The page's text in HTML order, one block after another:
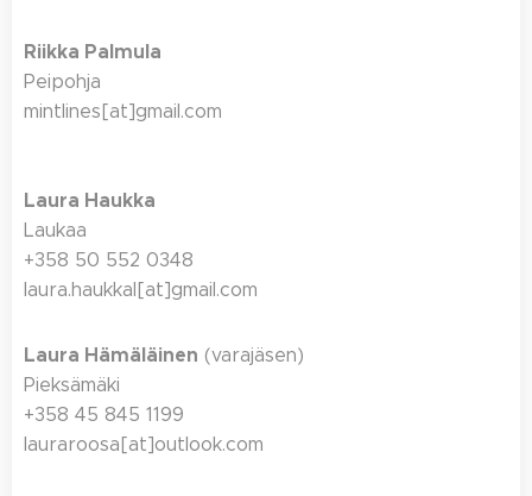
Riikka Palmula
Peipohja
mintlines[at]gmail.com
Laura Haukka
Laukaa
+358 50 552 0348
laura.haukkal[at]gmail.com
Laura Hämäläinen (varajäsen)
Pieksämäki
+358 45 845 1199
lauraroosa[at]outlook.com